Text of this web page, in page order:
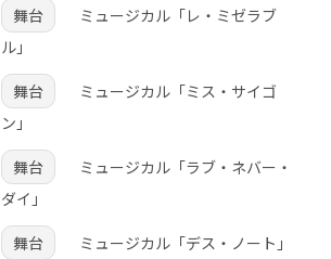
舞台
ミュージカル「レ・ミゼラブ
ル」
舞台
ミュージカル「ミス・サイゴ
ン」
舞台
ミュージカル「ラブ・ネバー・
ダイ」
舞台 ミュージカル「デス・ノート」